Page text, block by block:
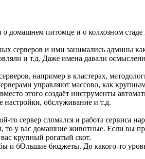
домашнем питомце и о колхозном
серверов и ими занимались админы
и т.д. Даже имена давали
например в кластерах,
управляют массово, как
этого создаёт инструменты
обслуживание и т.д.
то сервер сломался и работа сервиса
то у вас домашние животные. Если вы
крупный рогатый скот.
бОльшие бюджеты. До какого-то